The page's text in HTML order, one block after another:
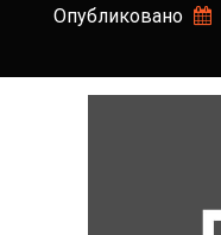
Опубликовано